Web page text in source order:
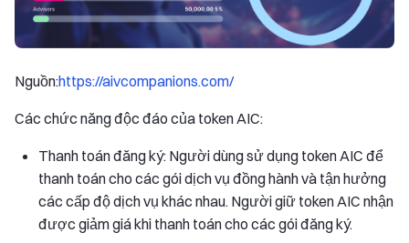
Nguồn:https://aivcompanions.com/
Các chức năng độc đáo của token AIC:
Thanh toán đăng ký: Người dùng sử dụng token AIC để
thanh toán cho các gói dịch vụ đồng hành và tận hưởng
các cấp độ dịch vụ khác nhau. Người giữ token AIC nhận
được giảm giá khi thanh toán cho các gói đăng ký.